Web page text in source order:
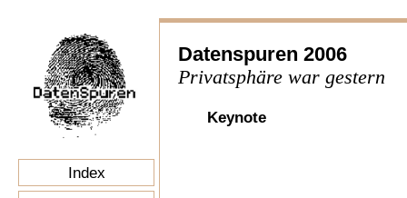
Index
Datenspuren 2006
Privatsphäre war gestern
Keynote